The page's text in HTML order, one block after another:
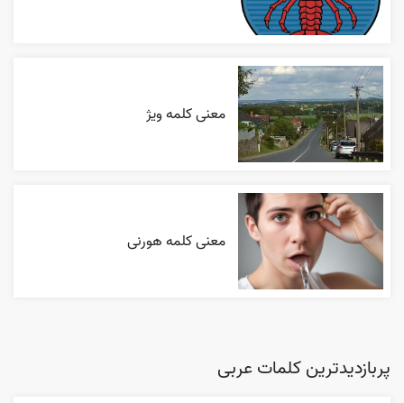
معنی کلمه ویژ
معنی کلمه هورنی
پربازدیدترین کلمات عربی